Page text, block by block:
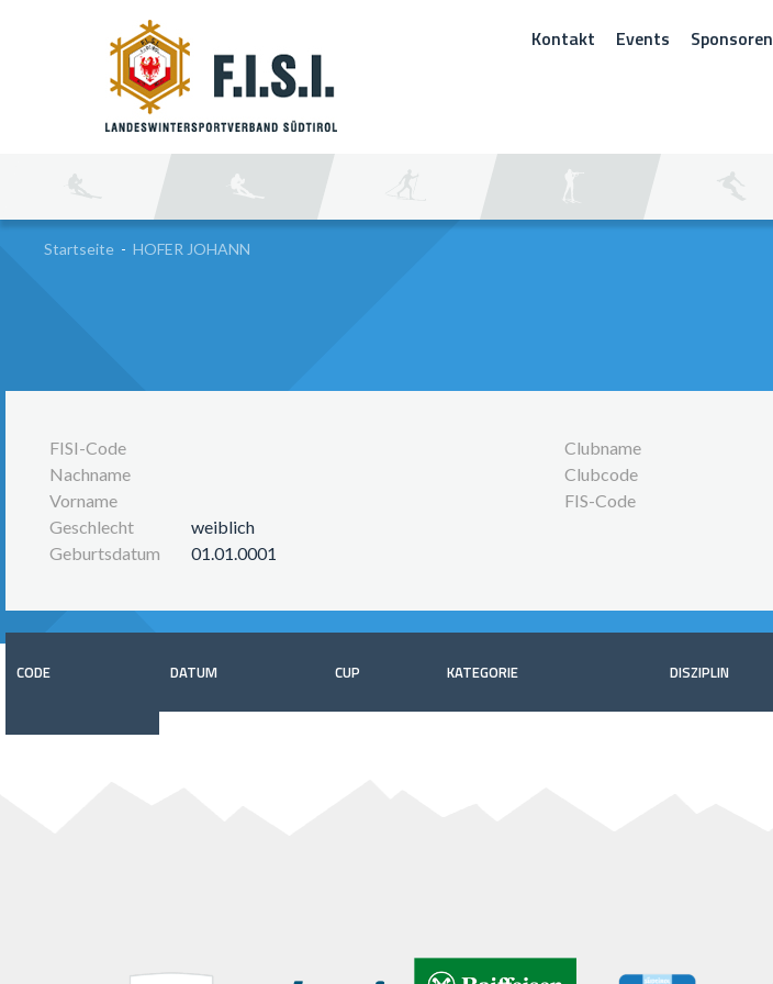
Kontakt Events Sponsoren
Startseite - HOFER JOHANN
FISI-Code
Nachname
Vorname
Geschlecht
weiblich
Geburtsdatum
01.01.0001
Clubname
Clubcode
FIS-Code
CODE DATUM CUP KATEGORIE DISZIPLIN